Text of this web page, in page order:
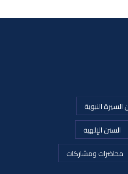
السيرة النبوية
السنن الإلهية
محاضرات ومشاركات